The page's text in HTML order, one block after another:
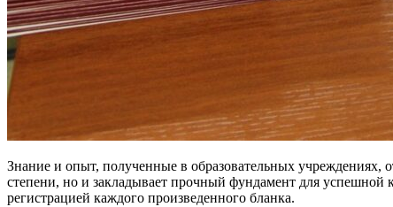
Знание и опыт, полученные в образовательных учреждениях,
степени, но и закладывает прочный фундамент для успешной
регистрацией каждого произведенного бланка.